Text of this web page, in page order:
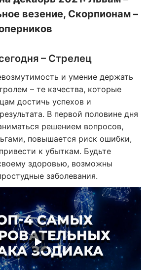
везение, Скорпионам –
– Стрелец
и умение держать
– те качества, которые
достичь успехов и
В первой половине дня
решением вопросов,
повышается риск ошибки,
к убыткам. Будьте
здоровью, возможны
заболевания.